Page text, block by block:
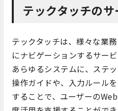
テックタッチの
テックタッチは、様々な業
にナビゲーションするサービ
あらゆるシステムに、ステ
操作ガイドや、入力ルール
することで、ユーザーの